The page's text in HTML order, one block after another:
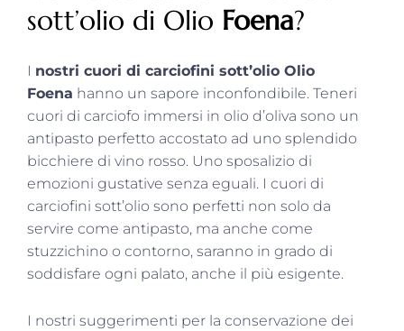
sott’olio di Olio Foena?
I nostri cuori di carciofini sott’olio Olio
Foena hanno un sapore inconfondibile. Teneri
cuori di carciofo immersi in olio d’oliva sono un
antipasto perfetto accostato ad uno splendido
bicchiere di vino rosso. Uno sposalizio di
emozioni gustative senza eguali. I cuori di
carciofini sott’olio sono perfetti non solo da
servire come antipasto, ma anche come
stuzzichino o contorno, saranno in grado di
soddisfare ogni palato, anche il più esigente.
I nostri suggerimenti per la conservazione dei